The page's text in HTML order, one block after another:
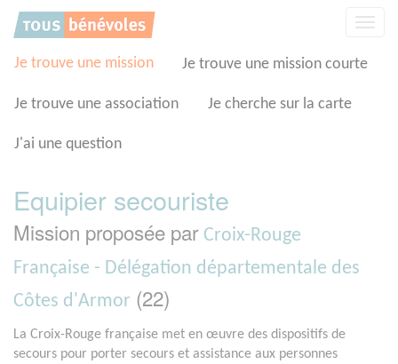
Je trouve une mission Je trouve une mission courte
Je trouve une association Je cherche sur la carte
J'ai une question
Equipier secouriste
Mission proposée par Croix-Rouge
Française - Délégation départementale des
Côtes d'Armor (22)
La Croix-Rouge française met en œuvre des dispositifs de
secours pour porter secours et assistance aux personnes
Panneau de gestion des cookies